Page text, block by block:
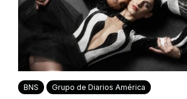
BNS Grupo de Diarios América